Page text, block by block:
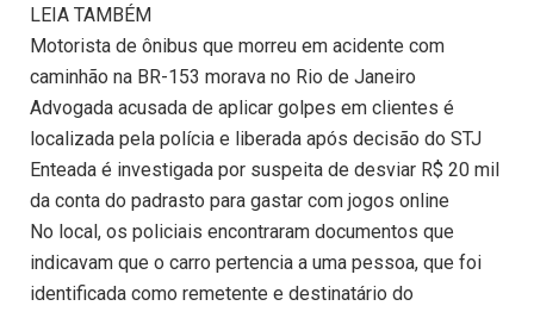
LEIA TAMBÉM
Motorista de ônibus que morreu em acidente com
caminhão na BR-153 morava no Rio de Janeiro
Advogada acusada de aplicar golpes em clientes é
localizada pela polícia e liberada após decisão do STJ
Enteada é investigada por suspeita de desviar R$ 20 mil
da conta do padrasto para gastar com jogos online
No local, os policiais encontraram documentos que
indicavam que o carro pertencia a uma pessoa, que foi
identificada como remetente e destinatário do